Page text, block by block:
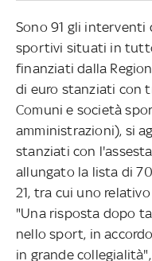
Sono 91 gli
sportivi situati in
finanziati dalla
di euro stanziati con
Comuni e società
amministrazioni), si
stanziati con
allungato la lista di
21, tra cui uno
"Una risposta dopo
nello sport, in
in grande